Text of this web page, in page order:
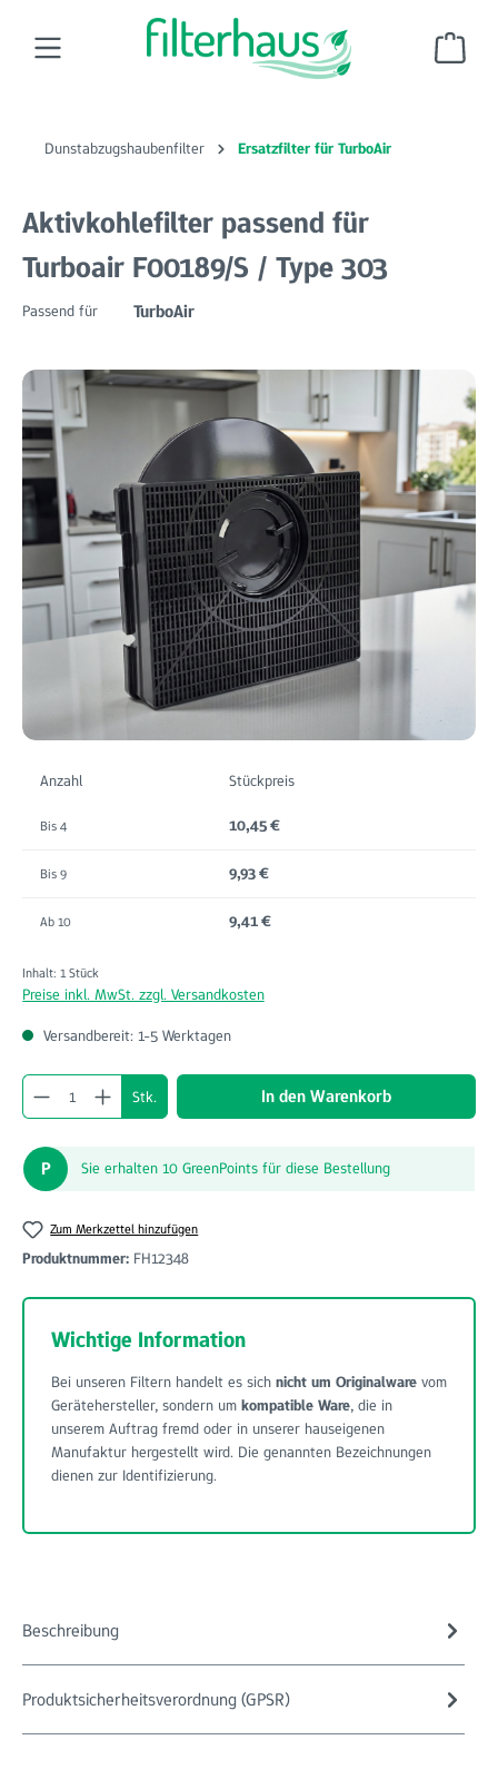
Zum Hauptinhalt springen
Dunstabzugshaubenfilter Ersatzfilter für TurboAir
Aktivkohlefilter passend für
Turboair F00189/S / Type 303
Passend für TurboAir
Bildergalerie überspringen
Anzahl Stückpreis
Bis4 10,45 €
Bis9 9,93 €
Ab10 9,41 €
Inhalt: 1 Stück
Preise inkl. MwSt. zzgl. Versandkosten
Versandbereit: 1-5 Werktagen
Produkt Anzahl: Gib den gewünschten Wert
Stk. In den Warenkorb
P Sie erhalten 10 GreenPoints für diese Bestellung
Zum Merkzettel hinzufügen
Produktnummer: FH12348
Wichtige Information
Bei unseren Filtern handelt es sich nicht um Originalware vom
Gerätehersteller, sondern um kompatible Ware, die in
unserem Auftrag fremd oder in unserer hauseigenen
Manufaktur hergestellt wird. Die genannten Bezeichnungen
dienen zur Identifizierung.
Beschreibung
Produktsicherheitsverordnung (GPSR)